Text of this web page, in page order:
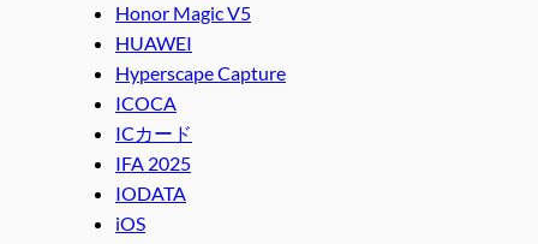
Honor Magic V5
HUAWEI
Hyperscape Capture
ICOCA
ICカード
IFA 2025
IODATA
iOS